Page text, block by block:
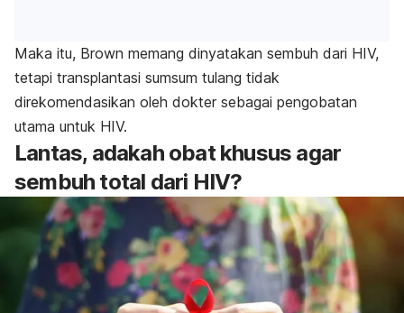
Maka itu, Brown memang dinyatakan sembuh dari HIV,
tetapi transplantasi sumsum tulang tidak
direkomendasikan oleh dokter sebagai pengobatan
utama untuk HIV.
Lantas, adakah obat khusus agar
sembuh total dari HIV?